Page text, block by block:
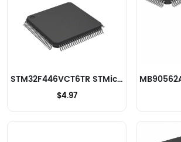
STM32F446VCT6TR STMicroelectronics Microcontrôleurs
$4.97